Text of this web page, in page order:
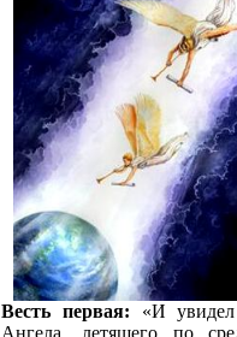
Весть первая: «И
Ангела, летящего по